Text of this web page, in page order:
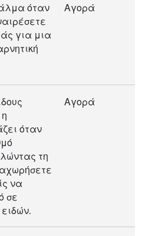
όταν
για μια
Αγορά
όταν
τη
να
σε
Αγορά